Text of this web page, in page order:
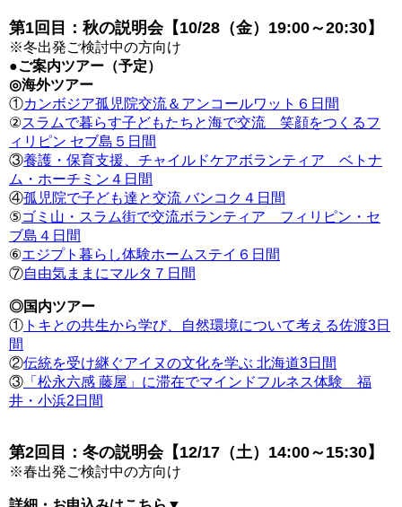
第1回目：秋の説明会【10/28（金）19:00～20:30】
※冬出発ご検討中の方向け
●ご案内ツアー（予定）
◎海外ツアー
①カンボジア孤児院交流＆アンコールワット６日間
②スラムで暮らす子どもたちと海で交流 笑顔をつくるフ
ィリピン セブ島５日間
③養護・保育支援、チャイルドケアボランティア ベトナ
ム・ホーチミン４日間
④孤児院で子ども達と交流 バンコク４日間
⑤ゴミ山・スラム街で交流ボランティア フィリピン・セ
ブ島４日間
⑥エジプト暮らし体験ホームステイ６日間
⑦自由気ままにマルタ７日間
◎国内ツアー
① トキとの共生から学び、自然環境について考える佐渡3日
間
②伝統を受け継ぐアイヌの文化を学ぶ 北海道3日間
③ 「松永六感 藤屋」に滞在でマインドフルネス体験 福
井・小浜2日間
第2回目：冬の説明会【12/17（土）14:00～15:30】
※春出発ご検討中の方向け